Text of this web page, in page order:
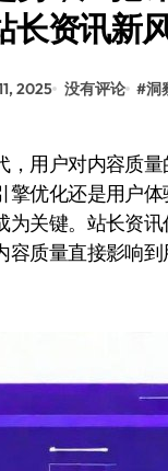
长资讯新
2025 没有评论 #洞
擎优化还是用户
为关键。站长资
容质量直接影响